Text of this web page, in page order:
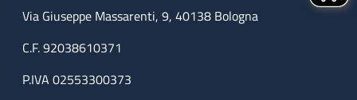
Via Giuseppe Massarenti, 9, 40138 Bologna
C.F. 92038610371
P.IVA 02553300373